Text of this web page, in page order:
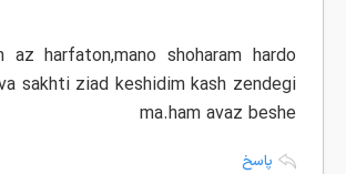
az harfaton,mano shoharam hardo
sakhti ziad keshidim kash zendegi
ma.ham avaz beshe
پاسخ